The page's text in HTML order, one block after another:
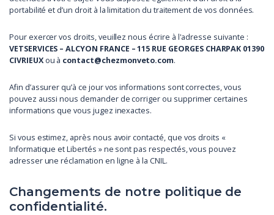
portabilité et d’un droit à la limitation du traitement de vos données.
Pour exercer vos droits, veuillez nous écrire à l'adresse suivante :
VETSERVICES – ALCYON FRANCE – 115 RUE GEORGES CHARPAK 01390
CIVRIEUXou à contact@chezmonveto.com.
Afin d’assurer qu’à ce jour vos informations sont correctes, vous
pouvez aussi nous demander de corriger ou supprimer certaines
informations que vous jugez inexactes.
Si vous estimez, après nous avoir contacté, que vos droits «
Informatique et Libertés » ne sont pas respectés, vous pouvez
adresser une réclamation en ligne à la CNIL.
Changements de notre politique de
confidentialité.